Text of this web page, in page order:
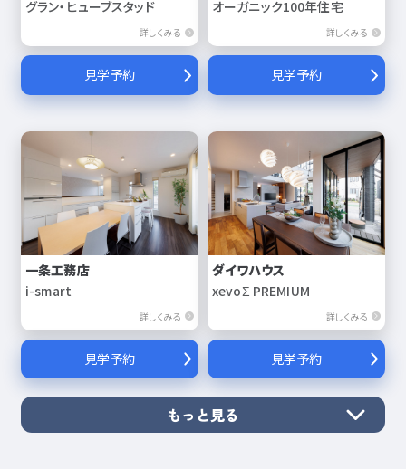
グラン・ヒューブスタッド
詳しくみる
見学予約
オーガニック100年住宅
詳しくみる
見学予約
一条工務店
i-smart
詳しくみる
見学予約
ダイワハウス
xevoΣ PREMIUM
詳しくみる
見学予約
もっと見る